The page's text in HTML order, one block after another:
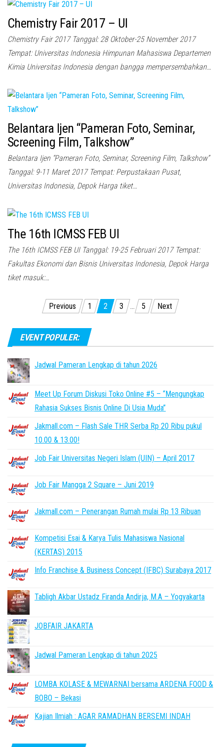
Chemistry Fair 2017 – UI
Chemistry Fair 2017 Tanggal: 28 Oktober-25 November 2017
Tempat: Universitas Indonesia Himpunan Mahasiswa Departemen
Kimia Universitas Indonesia dengan bangga mempersembahkan…
Belantara Ijen “Pameran Foto, Seminar,
Screening Film, Talkshow”
Belantara Ijen “Pameran Foto, Seminar, Screening Film, Talkshow”
Tanggal: 9-11 Maret 2017 Tempat: Perpustakaan Pusat,
Universitas Indonesia, Depok Harga tiket…
The 16th ICMSS FEB UI
The 16th ICMSS FEB UI Tanggal: 19-25 Februari 2017 Tempat:
Fakultas Ekonomi dan Bisnis Universitas Indonesia, Depok Harga
tiket masuk:…
pagination
Previous 1 2 3 … 5 Next
EVENT POPULER:
Jadwal Pameran Lengkap di tahun 2026
Meet Up Forum Diskusi Toko Online #5 – “Mengungkap
Rahasia Sukses Bisnis Online Di Usia Muda”
Jakmall.com – Flash Sale THR Serba Rp 20 Ribu pukul
10.00 & 13.00!
Job Fair Universitas Negeri Islam (UIN) – April 2017
Job Fair Mangga 2 Square – Juni 2019
Jakmall.com – Penerangan Rumah mulai Rp 13 Ribuan
Kompetisi Esai & Karya Tulis Mahasiswa Nasional
(KERTAS) 2015
Info Franchise & Business Concept (IFBC) Surabaya 2017
Tabligh Akbar Ustadz Firanda Andirja, M.A – Yogyakarta
JOBFAIR JAKARTA
Jadwal Pameran Lengkap di tahun 2025
LOMBA KOLASE & MEWARNAI bersama ARDENA FOOD &
BOBO – Bekasi
Kajian Ilmiah : AGAR RAMADHAN BERSEMI INDAH